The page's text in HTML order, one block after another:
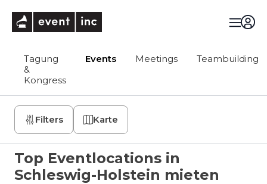
Tagung
&
Kongress
Events Meetings Teambuilding
Filters Karte
Top Eventlocations in
Schleswig-Holstein mieten